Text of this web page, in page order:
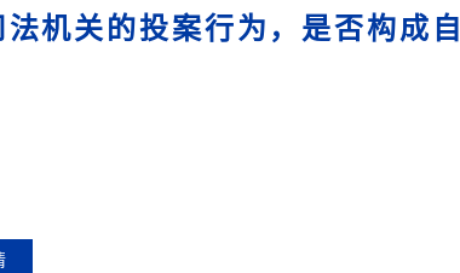
法机关的投案行为，是否构成自